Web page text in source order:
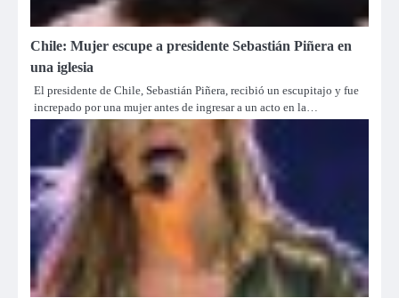
Chile: Mujer escupe a presidente Sebastián Piñera en
una iglesia
El presidente de Chile, Sebastián Piñera, recibió un escupitajo y fue
increpado por una mujer antes de ingresar a un acto en la…